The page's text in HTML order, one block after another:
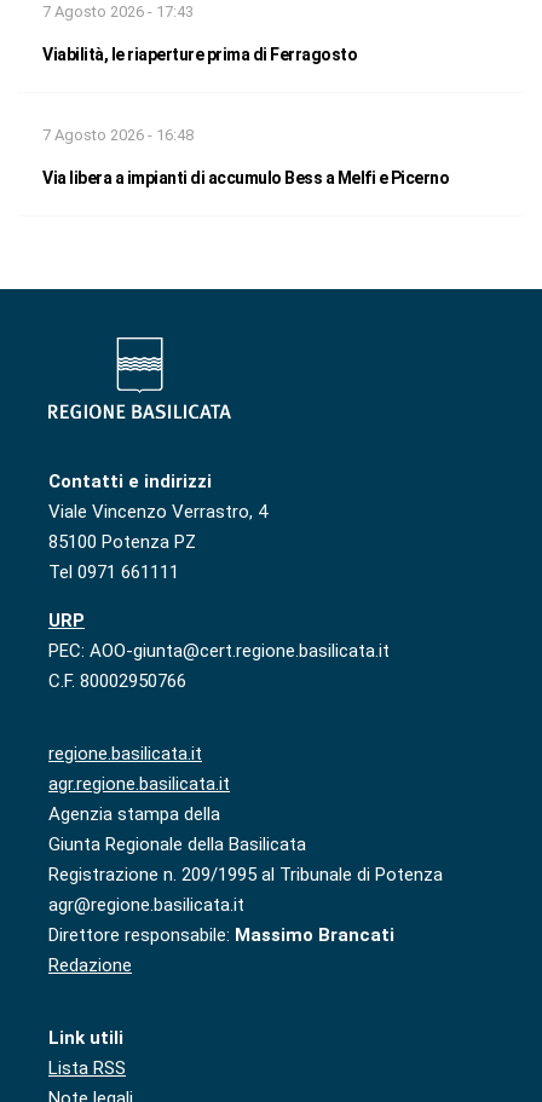
7 Agosto 2026 - 17:43
Viabilità, le riaperture prima di Ferragosto
7 Agosto 2026 - 16:48
Via libera a impianti di accumulo Bess a Melfi e Picerno
Contatti e indirizzi
Viale Vincenzo Verrastro, 4
85100 Potenza PZ
Tel 0971 661111
URP
PEC: AOO-giunta@cert.regione.basilicata.it
C.F. 80002950766
regione.basilicata.it
agr.regione.basilicata.it
Agenzia stampa della
Giunta Regionale della Basilicata
Registrazione n. 209/1995 al Tribunale di Potenza
agr@regione.basilicata.it
Direttore responsabile: Massimo Brancati
Redazione
Link utili
Lista RSS